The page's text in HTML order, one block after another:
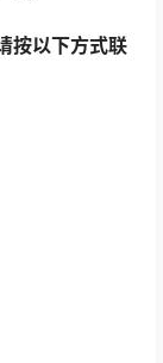
按以下方式联